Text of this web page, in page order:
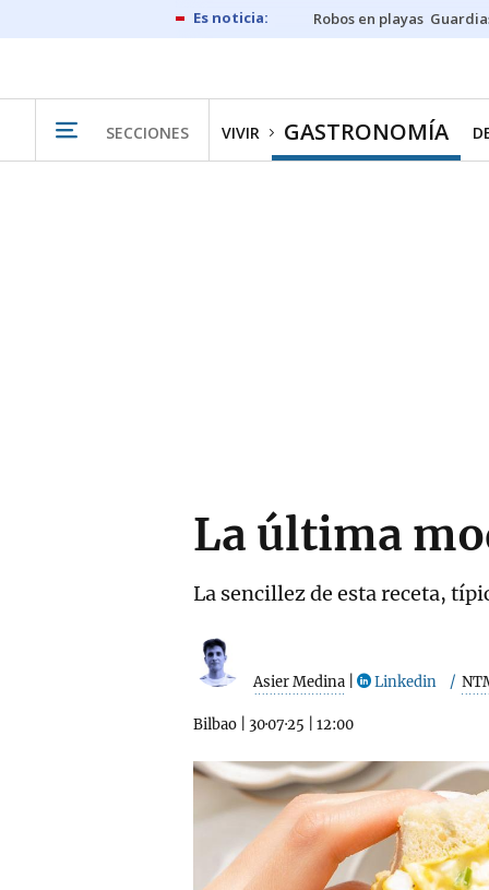
Robos en playas
SECCIONES VIVIR GASTRONOMÍA
La última
La sencillez de esta receta,
Asier Medina Linkedin
Bilbao 30·07·25 12:00